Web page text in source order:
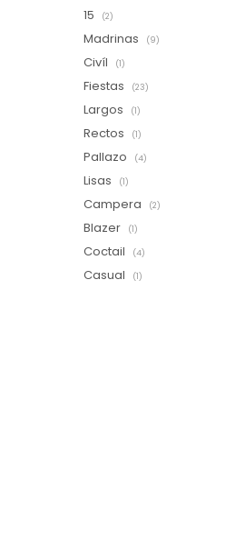
15 (2)
Madrinas (9)
Civíl (1)
Fiestas (23)
Largos (1)
Rectos (1)
Pallazo (4)
Lisas (1)
Campera (2)
Blazer (1)
Coctail (4)
Casual (1)